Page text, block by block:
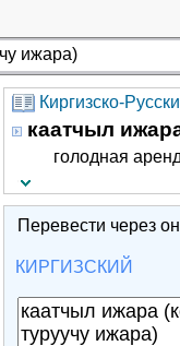
Киргизско-
каатчыл
голодная
Перевести через
КИРГИЗСКИЙ